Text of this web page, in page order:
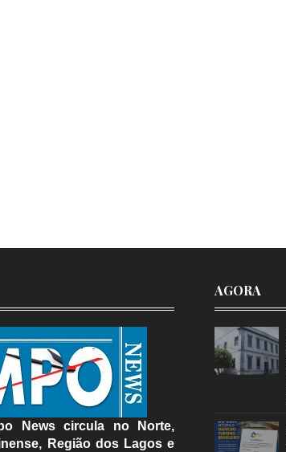
News circula no Norte,
Região dos Lagos e
AGORA